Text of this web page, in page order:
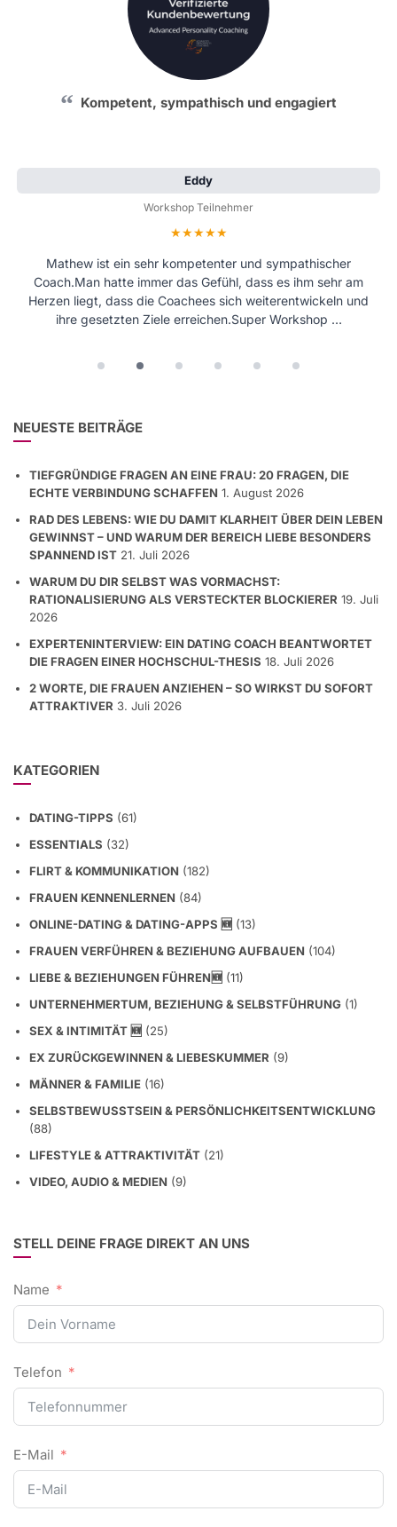
Kompetent, sympathisch und engagiert
Eddy
Workshop Teilnehmer
Bewertung: 5 von 5 Sternen
Mathew ist ein sehr kompetenter und sympathischer
Coach.Man hatte immer das Gefühl, dass es ihm sehr am
Herzen liegt, dass die Coachees sich weiterentwickeln und
ihre gesetzten Ziele erreichen.Super Workshop …
NEUESTE BEITRÄGE
TIEFGRÜNDIGE FRAGEN AN EINE FRAU: 20 FRAGEN, DIE
ECHTE VERBINDUNG SCHAFFEN 1. August 2026
RAD DES LEBENS: WIE DU DAMIT KLARHEIT ÜBER DEIN LEBEN
GEWINNST – UND WARUM DER BEREICH LIEBE BESONDERS
SPANNEND IST 21. Juli 2026
WARUM DU DIR SELBST WAS VORMACHST:
RATIONALISIERUNG ALS VERSTECKTER BLOCKIERER 19. Juli
2026
EXPERTENINTERVIEW: EIN DATING COACH BEANTWORTET
DIE FRAGEN EINER HOCHSCHUL-THESIS 18. Juli 2026
2 WORTE, DIE FRAUEN ANZIEHEN – SO WIRKST DU SOFORT
ATTRAKTIVER 3. Juli 2026
KATEGORIEN
DATING-TIPPS (61)
ESSENTIALS (32)
FLIRT & KOMMUNIKATION (182)
FRAUEN KENNENLERNEN (84)
ONLINE-DATING & DATING-APPS 🆕 (13)
FRAUEN VERFÜHREN & BEZIEHUNG AUFBAUEN (104)
LIEBE & BEZIEHUNGEN FÜHREN🆕 (11)
UNTERNEHMERTUM, BEZIEHUNG & SELBSTFÜHRUNG (1)
SEX & INTIMITÄT 🆕 (25)
EX ZURÜCKGEWINNEN & LIEBESKUMMER (9)
MÄNNER & FAMILIE (16)
SELBSTBEWUSSTSEIN & PERSÖNLICHKEITSENTWICKLUNG
(88)
LIFESTYLE & ATTRAKTIVITÄT (21)
VIDEO, AUDIO & MEDIEN (9)
STELL DEINE FRAGE DIREKT AN UNS
Name
Telefon
E-Mail